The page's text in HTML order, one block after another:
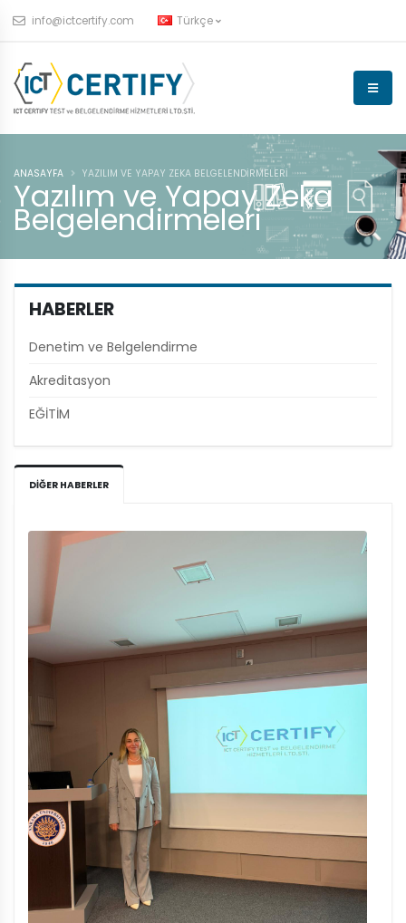
info@ictcertify.com Türkçe
Yazılım ve Yapay Zeka
Belgelendirmeleri
ANASAYFA YAZILIM VE YAPAY ZEKA BELGELENDIRMELERI
HABERLER
Denetim ve Belgelendirme
Akreditasyon
EĞİTİM
DIĞER HABERLER